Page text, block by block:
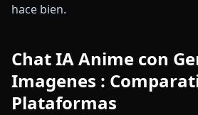
hace bien.
Chat IA Anime con
Imagenes :
Plataformas